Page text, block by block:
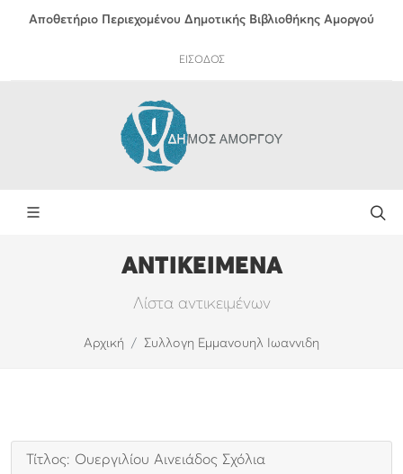
Αποθετήριο Περιεχομένου Δημοτικής Βιβλιοθήκης Αμοργού
ΕΙΣΟΔΟΣ
ΑΝΤΙΚΕΙΜΕΝΑ
Λίστα αντικειμένων
Αρχική Συλλογη Εμμανουηλ Ιωαννιδη
Τίτλος: Ουεργιλίου Αινειάδος Σχόλια